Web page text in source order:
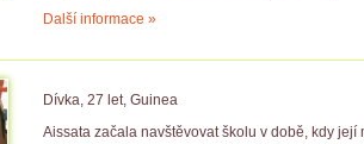
Další informace »
Dívka, 27 let, Guinea
Aissata začala navštěvovat školu v době, kdy